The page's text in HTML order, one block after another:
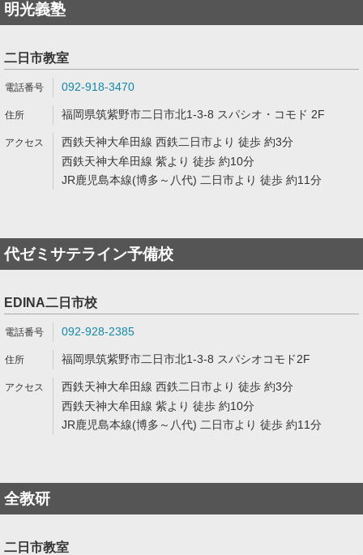
明光義塾
二日市教室
092-918-3470
福岡県筑紫野市二日市北1-3-8 スパシオ・コモド 2F
西鉄天神大牟田線 西鉄二日市より 徒歩 約3分
西鉄天神大牟田線 紫より 徒歩 約10分
JR鹿児島本線(博多～八代) 二日市より 徒歩 約11分
代ゼミサテライン予備校
EDINA二日市校
092-928-2385
福岡県筑紫野市二日市北1-3-8 スパシオコモド2F
西鉄天神大牟田線 西鉄二日市より 徒歩 約3分
西鉄天神大牟田線 紫より 徒歩 約10分
JR鹿児島本線(博多～八代) 二日市より 徒歩 約11分
全教研
二日市教室